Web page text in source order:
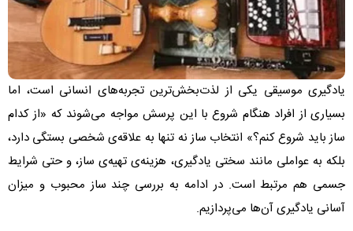
یادگیری موسیقی یکی از لذت‌بخش‌ترین تجربه‌های انسانی است، اما
بسیاری از افراد هنگام شروع با این پرسش مواجه می‌شوند که «از کدام
ساز باید شروع کنم؟» انتخاب ساز نه تنها به علاقه‌ی شخصی بستگی دارد،
بلکه به عواملی مانند سختی یادگیری، هزینه‌ی تهیه‌ی ساز، و حتی شرایط
جسمی هم مرتبط است. در ادامه به بررسی چند ساز محبوب و میزان
آسانی یادگیری آن‌ها می‌پردازیم.